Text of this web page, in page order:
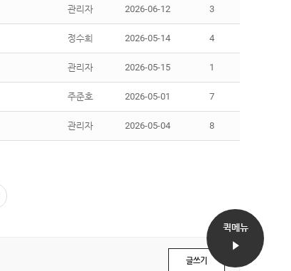
퀵메뉴
관리자 2026-06-12 3
정수희 2026-05-14 4
관리자 2026-05-15 1
주준호 2026-05-01 7
관리자 2026-05-04 8